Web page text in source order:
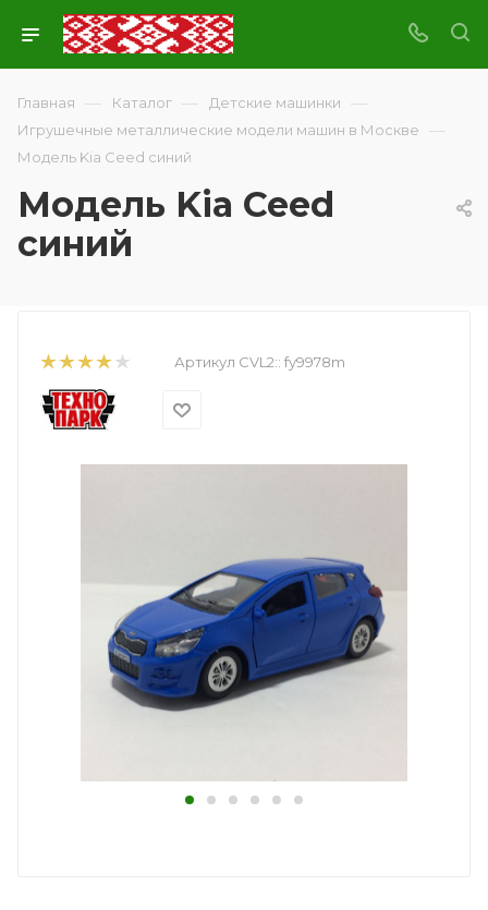
Главная — Каталог — Детские машинки —
Игрушечные металлические модели машин в Москве —
Модель Kia Ceed синий
Модель Kia Ceed
синий
Артикул CVL2:: fy9978m